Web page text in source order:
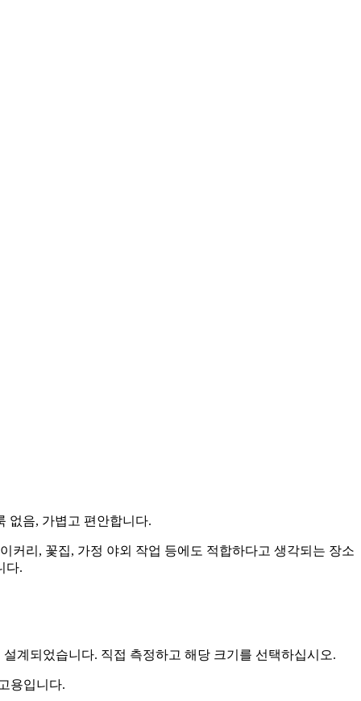
없음, 가볍고 편안합니다.
커리, 꽃집, 가정 야외 작업 등에도 적합하다고 생각되는 장소
다.
계되었습니다. 직접 측정하고 해당 크기를 선택하십시오.
용입니다.